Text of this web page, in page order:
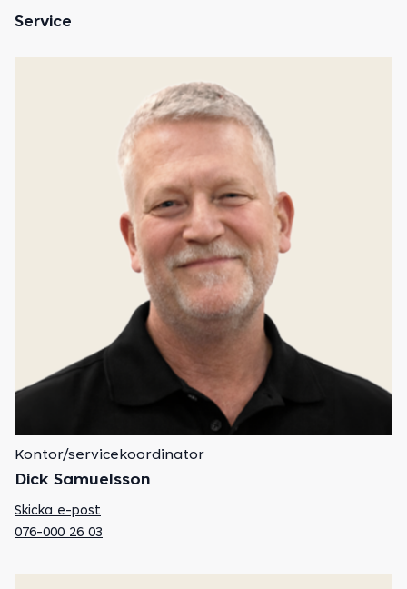
Service
Kontor/servicekoordinator
Dick Samuelsson
Skicka e-post
076-000 26 03